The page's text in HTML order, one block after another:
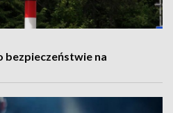
bezpieczeństwie na